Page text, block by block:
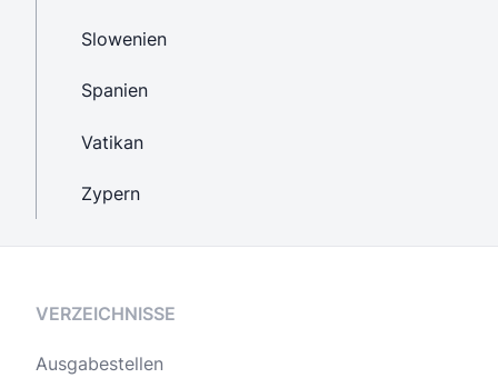
Slowenien
Spanien
Vatikan
Zypern
VERZEICHNISSE
Ausgabestellen